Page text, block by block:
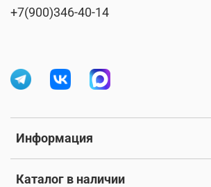
Информация
Каталог в наличии
+7(900)346-40-14